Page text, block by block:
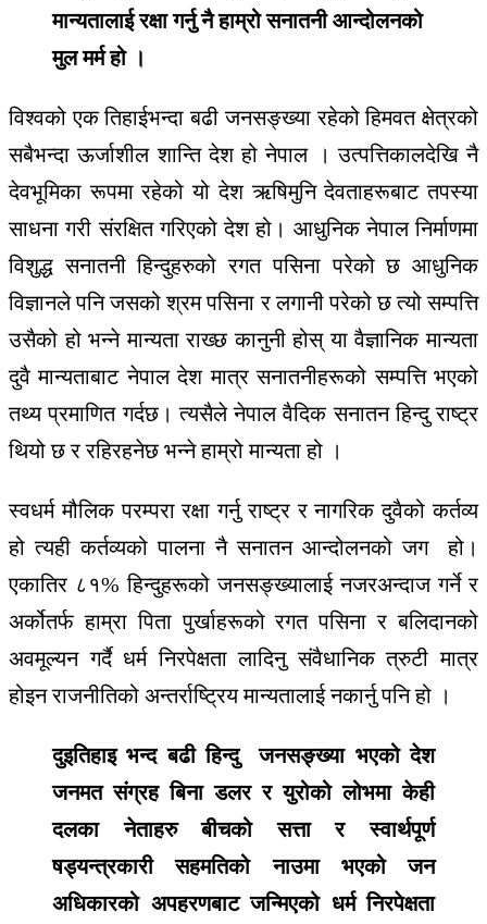
मान्यतालाई रक्षा गर्नु नै हाम्रो सनातनी आन्दोलनको
मुल मर्म हो ।
विश्वको एक तिहाईभन्दा बढी जनसङ्ख्या रहेको हिमवत क्षेत्रको
सबैभन्दा ऊर्जाशील शान्ति देश हो नेपाल । उत्पत्तिकालदेखि नै
देवभूमिका रूपमा रहेको यो देश ऋषिमुनि देवताहरूबाट तपस्या
साधना गरी संरक्षित गरिएको देश हो। आधुनिक नेपाल निर्माणमा
विशुद्ध सनातनी हिन्दुहरुको रगत पसिना परेको छ आधुनिक
विज्ञानले पनि जसको श्रम पसिना र लगानी परेको छ त्यो सम्पत्ति
उसैको हो भन्ने मान्यता राख्छ कानुनी होस् या वैज्ञानिक मान्यता
दुवै मान्यताबाट नेपाल देश मात्र सनातनीहरूको सम्पत्ति भएको
तथ्य प्रमाणित गर्दछ। त्यसैले नेपाल वैदिक सनातन हिन्दु राष्ट्र
थियो छ र रहिरहनेछ भन्ने हाम्रो मान्यता हो ।
स्वधर्म मौलिक परम्परा रक्षा गर्नु राष्ट्र र नागरिक दुवैको कर्तव्य
हो त्यही कर्तव्यको पालना नै सनातन आन्दोलनको जग हो।
एकातिर ८१% हिन्दुहरूको जनसङ्ख्यालाई नजरअन्दाज गर्ने र
अर्कोतर्फ हाम्रा पिता पुर्खाहरूको रगत पसिना र बलिदानको
अवमूल्यन गर्दै धर्म निरपेक्षता लादिनु संवैधानिक त्रुटी मात्र
होइन राजनीतिको अन्तर्राष्ट्रिय मान्यतालाई नकार्नु पनि हो ।
दुइतिहाइ भन्द बढी हिन्दु जनसङ्ख्या भएको देश
जनमत संग्रह बिना डलर र युरोको लोभमा केही
दलका नेताहरु बीचको सत्ता र स्वार्थपूर्ण
षड्यन्त्रकारी सहमतिको नाउमा भएको जन
अधिकारको अपहरणबाट जन्मिएको धर्म निरपेक्षता